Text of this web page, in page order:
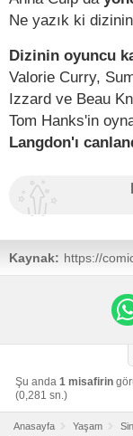
Ne yazık ki
Dizinin oyuncu
Valorie Curry,
Izzard ve Beau
Tom Hanks'in
Langdon'ı
Kaynak: https://
prequel-
Şu anda 1 misafirin
(0,281 sn.)
Anasayfa Yaşam